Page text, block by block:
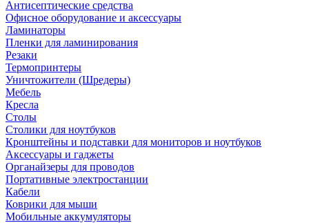
Антисептические средства
Офисное оборудование и аксессуары
Ламинаторы
Пленки для ламинирования
Резаки
Термопринтеры
Уничтожители (Шредеры)
Мебель
Кресла
Столы
Столики для ноутбуков
Кронштейны и подставки для мониторов и ноутбуков
Аксессуары и гаджеты
Органайзеры для проводов
Портативные электростанции
Кабели
Коврики для мыши
Мобильные аккумуляторы